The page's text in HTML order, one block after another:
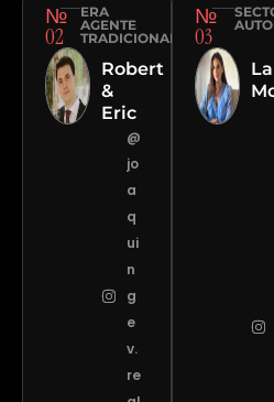
№
02
ERA
AGENTE
TRADICIONAL
Robert
&
Eric
@
jo
a
q
ui
n
g
e
v.
re
№
03